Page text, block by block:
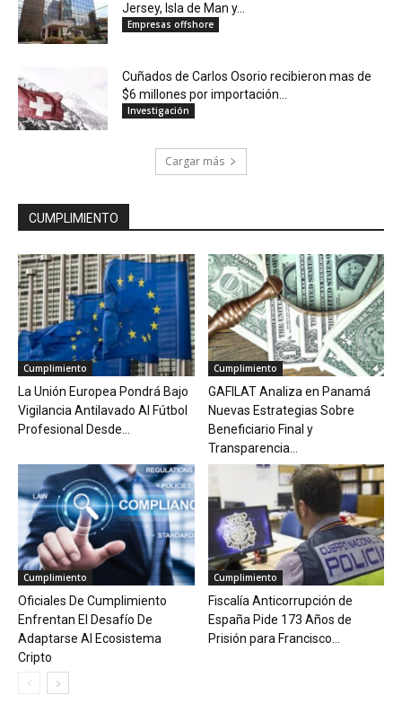
Jersey, Isla de Man y...
Empresas offshore
Cuñados de Carlos Osorio recibieron mas de
$6 millones por importación...
Investigación
Cargar más
CUMPLIMIENTO
Cumplimiento
La Unión Europea Pondrá Bajo
Vigilancia Antilavado Al Fútbol
Profesional Desde...
Cumplimiento
GAFILAT Analiza en Panamá
Nuevas Estrategias Sobre
Beneficiario Final y
Transparencia...
Cumplimiento
Oficiales De Cumplimiento
Enfrentan El Desafío De
Adaptarse Al Ecosistema
Cripto
Cumplimiento
Fiscalía Anticorrupción de
España Pide 173 Años de
Prisión para Francisco...